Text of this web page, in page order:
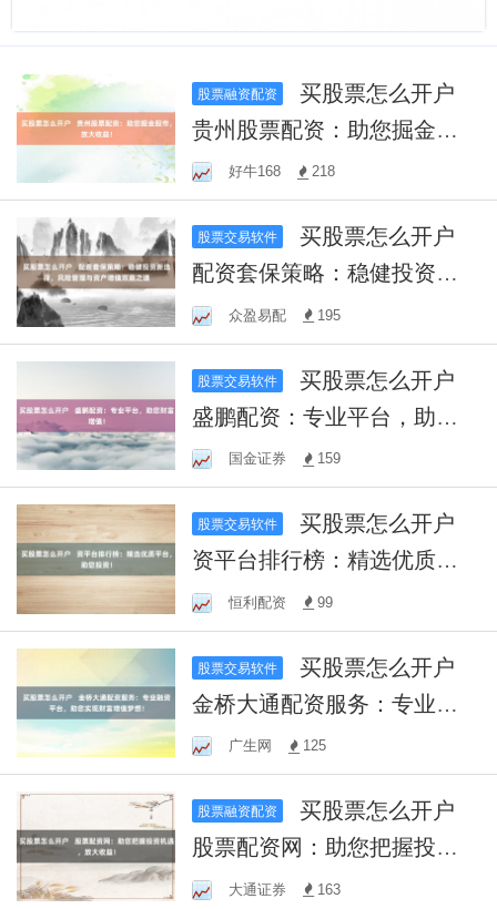
股票融资配资
买股票怎么开户
贵州股票配资：助您掘金股
市，放大收益！
好牛168 218
股票交易软件
买股票怎么开户
配资套保策略：稳健投资新
选择，风险管理与资产增值
双赢之道
众盈易配 195
股票交易软件
买股票怎么开户
盛鹏配资：专业平台，助您
财富增值！
国金证券 159
股票交易软件
买股票怎么开户
资平台排行榜：精选优质平
台，助您投资！
恒利配资 99
股票交易软件
买股票怎么开户
金桥大通配资服务：专业融
资平台，助您实现财富增值
梦想！
广生网 125
股票融资配资
买股票怎么开户
股票配资网：助您把握投资
机遇，放大收益！
大通证券 163